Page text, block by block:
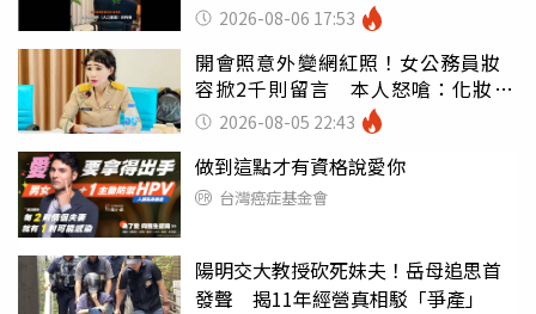
戶 2026-08-06 17:53
開會照意外變網紅照！女公務員妝
容掀2千則留言 本人怒嗆：化妝有
錯嗎2026-08-05 22:43
做到這點才有資格說愛你
台灣癌症基金會
陽明交大教授砍死妹夫！岳母追思首
發聲 揭11年經營真相駁「爭產」